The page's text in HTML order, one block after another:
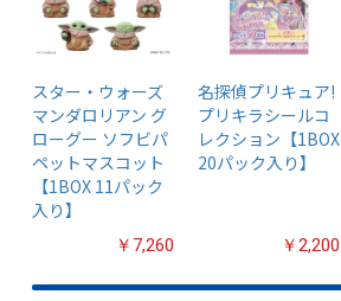
スター・ウォーズ
マンダロリアン グ
ローグー ソフビパ
ペットマスコット
【1BOX 11パック
入り】
￥7,260
名探偵プリキュア!
プリキラシールコ
レクション【1BOX
20パック入り】
￥2,200